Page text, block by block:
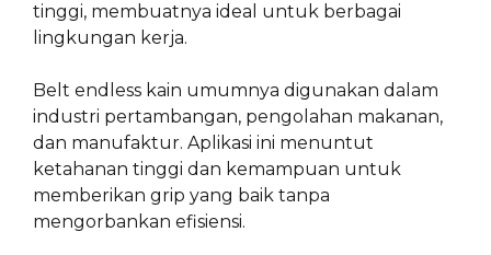
tinggi, membuatnya ideal untuk berbagai
lingkungan kerja.
Belt endless kain umumnya digunakan dalam
industri pertambangan, pengolahan makanan,
dan manufaktur. Aplikasi ini menuntut
ketahanan tinggi dan kemampuan untuk
memberikan grip yang baik tanpa
mengorbankan efisiensi.